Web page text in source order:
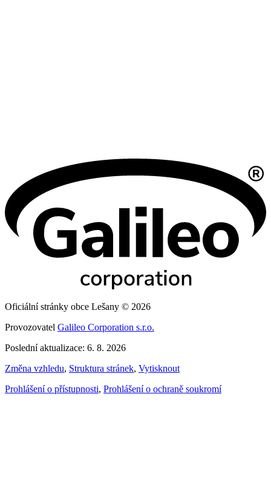
Oficiální stránky obce Lešany © 2026
Provozovatel Galileo Corporation s.r.o.
Poslední aktualizace: 6. 8. 2026
Změna vzhledu, Struktura stránek, Vytisknout
Prohlášení o přístupnosti, Prohlášení o ochraně soukromí